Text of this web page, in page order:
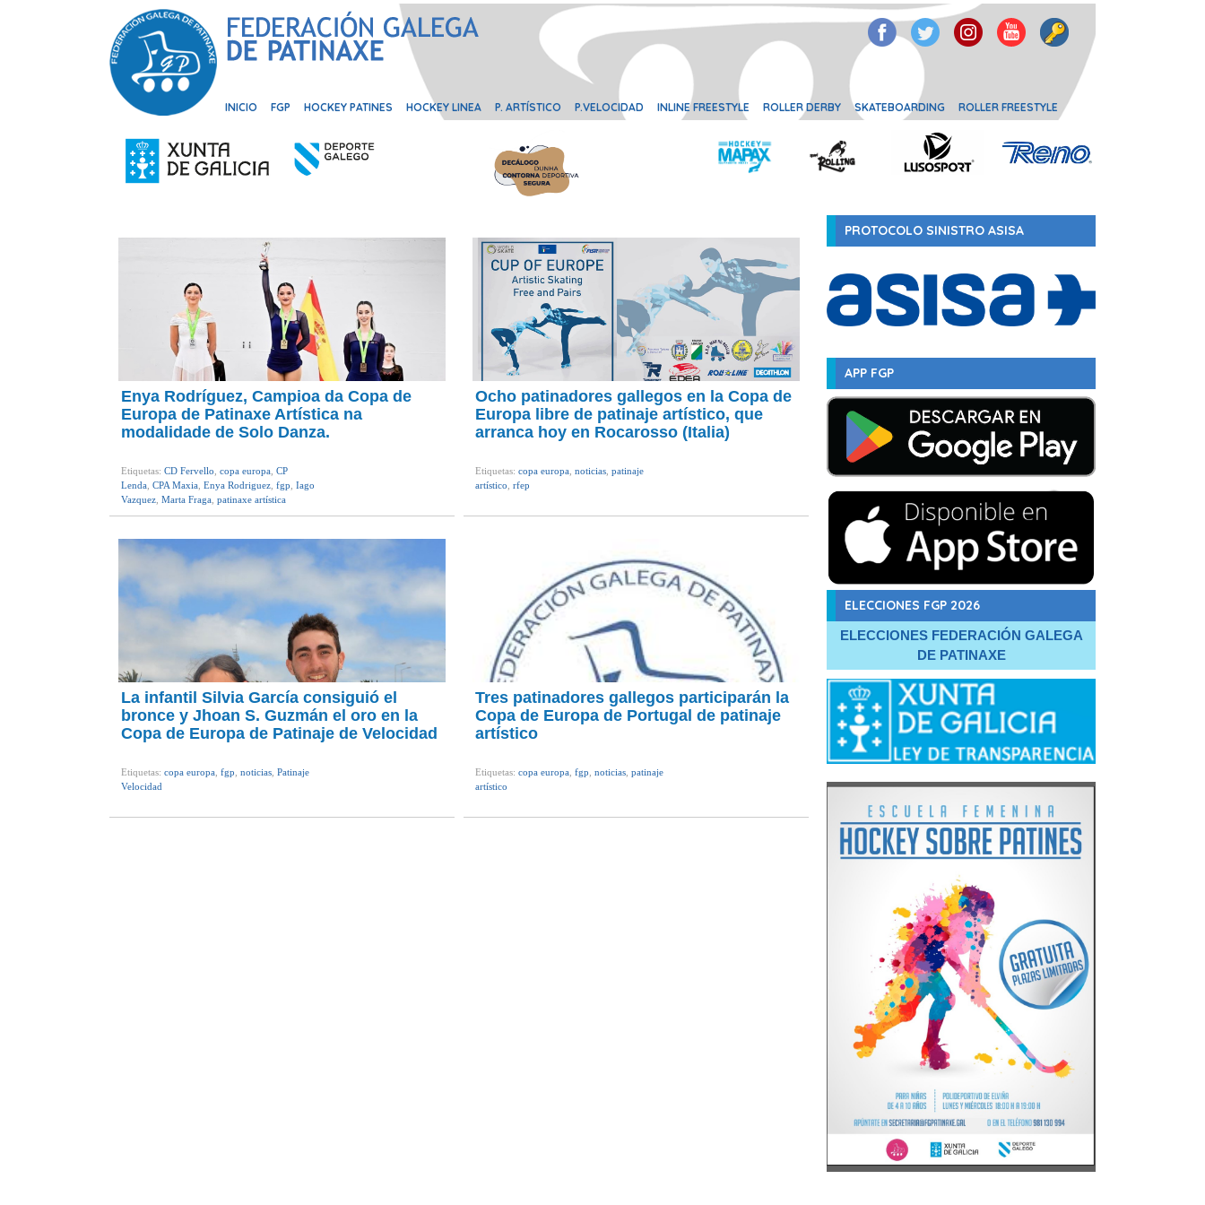
INICIO FGP HOCKEY PATINES HOCKEY LINEA P. ARTÍSTICO P.VELOCIDAD INLINE FREESTYLE ROLLER DERBY SKATEBOARDING ROLLER FREESTYLE
PROTOCOLO SINISTRO ASISA
APP FGP
ELECCIONES FGP 2026
ELECCIONES FEDERACIÓN GALEGA
DE PATINAXE
Enya Rodríguez, Campioa da Copa de
Europa de Patinaxe Artística na
modalidade de Solo Danza.
Etiquetas: CD Fervello copa europa CP
Lenda CPA Maxia Enya Rodriguez fgp Iago
Vazquez Marta Fraga patinaxe artística
Ocho patinadores gallegos en la Copa de
Europa libre de patinaje artístico, que
arranca hoy en Rocarosso (Italia)
Etiquetas: copa europa noticias patinaje
artístico rfep
La infantil Silvia García consiguió el
bronce y Jhoan S. Guzmán el oro en la
Copa de Europa de Patinaje de Velocidad
Etiquetas: copa europa fgp noticias Patinaje
Velocidad
Tres patinadores gallegos participarán la
Copa de Europa de Portugal de patinaje
artístico
Etiquetas: copa europa fgp noticias patinaje
artístico